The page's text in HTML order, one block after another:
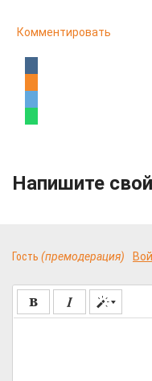
Комментировать
Напишите
Гость (премодерация)